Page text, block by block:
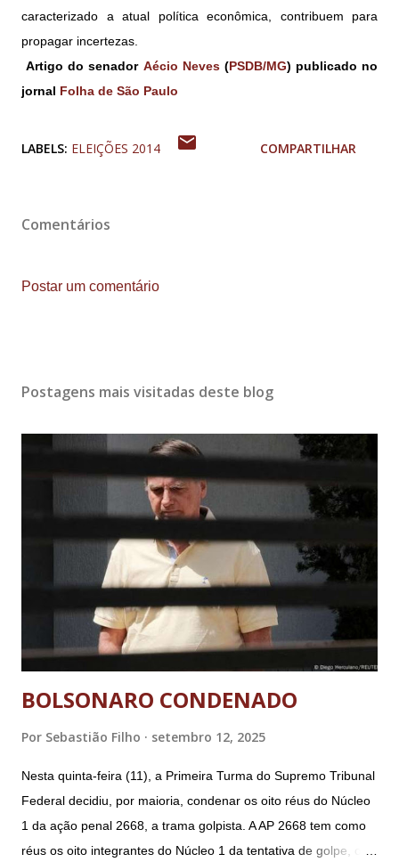
caracterizado a atual política econômica, contribuem para
propagar incertezas.
Artigo dosenador Aécio Neves(PSDB/MG) publicado no
jornal Folha de São Paulo
LABELS: ELEIÇÕES 2014 COMPARTILHAR
Comentários
Postar um comentário
Postagens mais visitadas deste blog
BOLSONARO CONDENADO
Por Sebastião Filho setembro 12, 2025
Nesta quinta-feira (11), a Primeira Turma do Supremo Tribunal
Federal decidiu, por maioria, condenar os oito réus do Núcleo
1 da ação penal 2668, a trama golpista. A AP 2668 tem como
réus os oito integrantes do Núcleo 1 da tentativa de golpe, ou